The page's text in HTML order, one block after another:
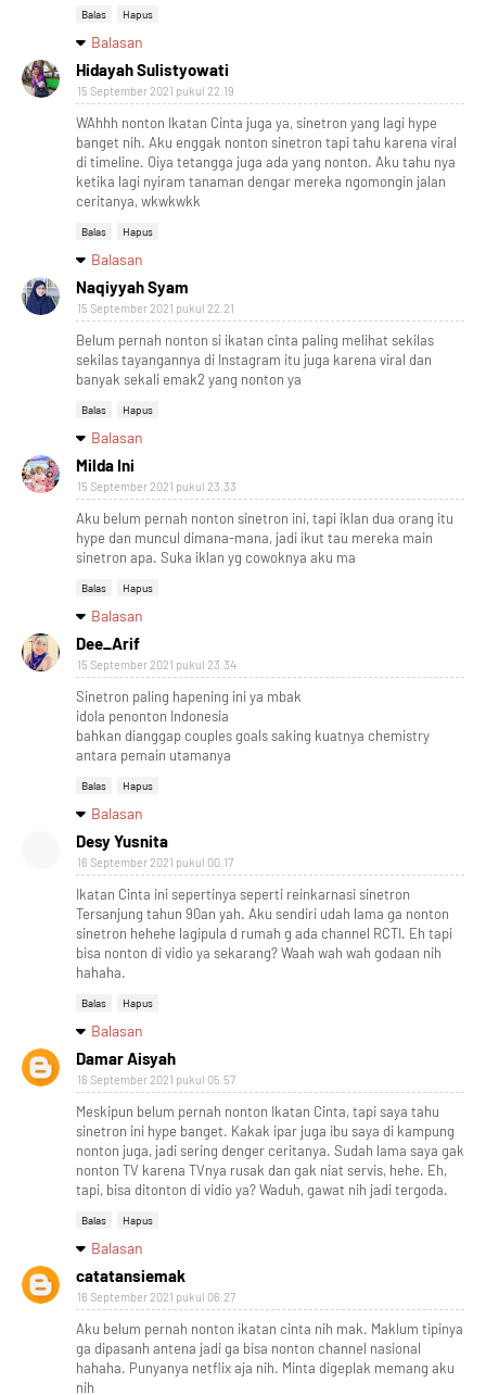
Balas Hapus
Balasan
Hidayah Sulistyowati
15 September 2021 pukul 22.19
WAhhh nonton Ikatan Cinta juga ya, sinetron yang lagi hype
banget nih. Aku enggak nonton sinetron tapi tahu karena viral
di timeline. Oiya tetangga juga ada yang nonton. Aku tahu nya
ketika lagi nyiram tanaman dengar mereka ngomongin jalan
ceritanya, wkwkwkk
Balas Hapus
Balasan
Naqiyyah Syam
15 September 2021 pukul 22.21
Belum pernah nonton si ikatan cinta paling melihat sekilas
sekilas tayangannya di Instagram itu juga karena viral dan
banyak sekali emak2 yang nonton ya
Balas Hapus
Balasan
Milda Ini
15 September 2021 pukul 23.33
Aku belum pernah nonton sinetron ini, tapi iklan dua orang itu
hype dan muncul dimana-mana, jadi ikut tau mereka main
sinetron apa. Suka iklan yg cowoknya aku ma
Balas Hapus
Balasan
Dee_Arif
15 September 2021 pukul 23.34
Sinetron paling hapening ini ya mbak
idola penonton Indonesia
bahkan dianggap couples goals saking kuatnya chemistry
antara pemain utamanya
Balas Hapus
Balasan
Desy Yusnita
16 September 2021 pukul 00.17
Ikatan Cinta ini sepertinya seperti reinkarnasi sinetron
Tersanjung tahun 90an yah. Aku sendiri udah lama ga nonton
sinetron hehehe lagipula d rumah g ada channel RCTI. Eh tapi
bisa nonton di vidio ya sekarang? Waah wah wah godaan nih
hahaha.
Balas Hapus
Balasan
Damar Aisyah
16 September 2021 pukul 05.57
Meskipun belum pernah nonton Ikatan Cinta, tapi saya tahu
sinetron ini hype banget. Kakak ipar juga ibu saya di kampung
nonton juga, jadi sering denger ceritanya. Sudah lama saya gak
nonton TV karena TVnya rusak dan gak niat servis, hehe. Eh,
tapi, bisa ditonton di vidio ya? Waduh, gawat nih jadi tergoda.
Balas Hapus
Balasan
catatansiemak
16 September 2021 pukul 06.27
Aku belum pernah nonton ikatan cinta nih mak. Maklum tipinya
ga dipasanh antena jadi ga bisa nonton channel nasional
hahaha. Punyanya netflix aja nih. Minta digeplak memang aku
nih